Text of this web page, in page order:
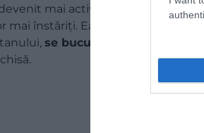
mai activă pe Instagram
mai înstăriți. Ea a declarat pentru
se bucură că încep să fie